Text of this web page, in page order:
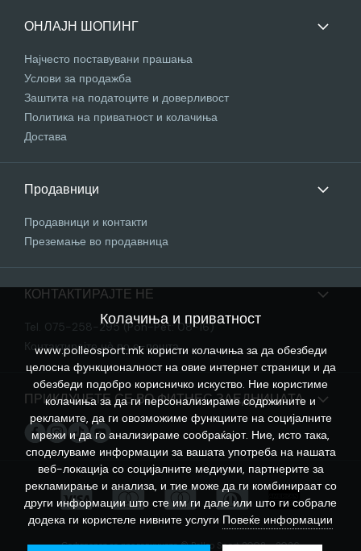
ОНЛАЈН ШОПИНГ
Најчесто поставувани прашања
Услови за продажба
Заштита на податоците и доверливост
Политика на приватност и колачиња
Достава
Продавници
Продавници и контакти
Преземање во продавница
КОНТАКТИРАЈТЕ НЕ
Tel. 075-258-295 (Pon-Pet: 08-16)
Контактирајте нѐ по е-пошта
ПРИКЛУЧЕТЕ СЕ ВО ФИТНЕС ЗАЕДНИЦАТА
Софтверот за продавницата © Polleo Sport 2008 - 2026
Колачиња и приватност
www.polleosport.mk користи колачиња за да обезбеди
целосна функционалност на овие интернет страници и да
обезбеди подобро корисничко искуство. Ние користиме
колачиња за да ги персонализираме содржините и
рекламите, да ги овозможиме функциите на социјалните
мрежи и да го анализираме сообраќајот. Ние, исто така,
споделуваме информации за вашата употреба на нашата
веб-локација со социјалните медиуми, партнерите за
рекламирање и анализа, и тие може да ги комбинираат со
други информации што сте им ги дале или што ги собрале
додека ги користеле нивните услуги Повеќе информации